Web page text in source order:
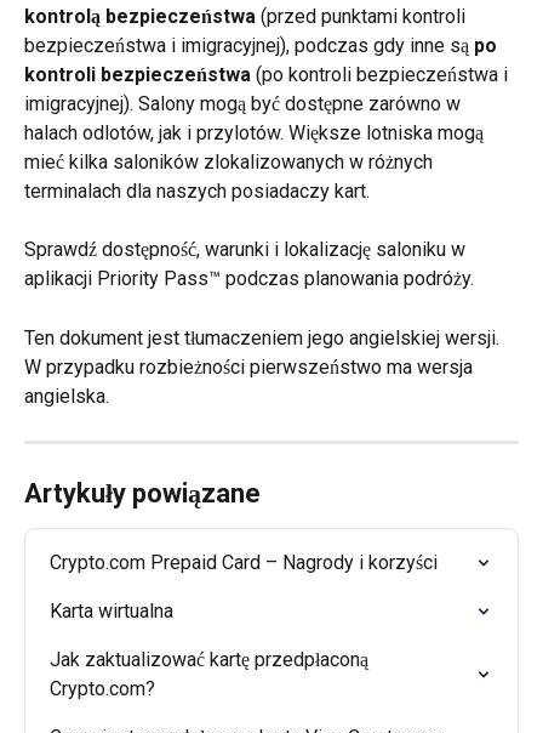
kontrolą bezpieczeństwa (przed punktami kontroli
bezpieczeństwa i imigracyjnej), podczas gdy inne są po
kontroli bezpieczeństwa (po kontroli bezpieczeństwa i
imigracyjnej). Salony mogą być dostępne zarówno w
halach odlotów, jak i przylotów. Większe lotniska mogą
mieć kilka saloników zlokalizowanych w różnych
terminalach dla naszych posiadaczy kart.
Sprawdź dostępność, warunki i lokalizację saloniku w
aplikacji Priority Pass™ podczas planowania podróży.
Ten dokument jest tłumaczeniem jego angielskiej wersji.
W przypadku rozbieżności pierwszeństwo ma wersja
angielska.
Artykuły powiązane
Crypto.com Prepaid Card – Nagrody i korzyści
Karta wirtualna
Jak zaktualizować kartę przedpłaconą
Crypto.com?